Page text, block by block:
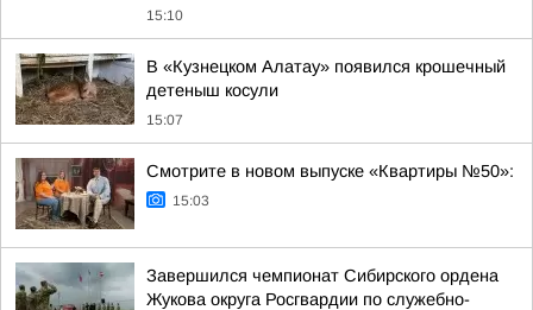
15:10
В «Кузнецком Алатау» появился крошечный
детеныш косули
15:07
Смотрите в новом выпуске «Квартиры №50»:
15:03
Завершился чемпионат Сибирского ордена
Жукова округа Росгвардии по служебно-